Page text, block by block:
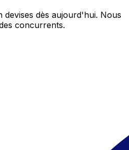
dès aujourd'hui. Nous
concurrents.